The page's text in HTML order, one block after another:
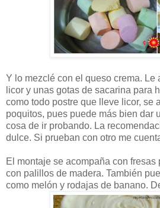
Y lo mezclé con el queso crema. Le
licor y unas gotas de sacarina para
como todo postre que lleve licor, se
poquitos, pues puede más bien dar
cosa de ir probando. La
dulce. Si prueban con otro me
El montaje se acompaña con
con palillos de madera. También
como melón y rodajas de banano.